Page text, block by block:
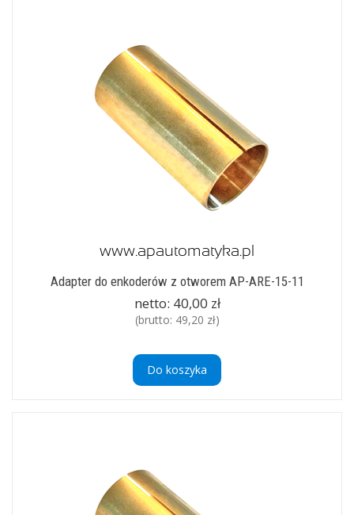
Adapter do enkoderów z otworem AP-ARE-15-11
netto: 40,00 zł
(brutto: 49,20 zł)
Do koszyka